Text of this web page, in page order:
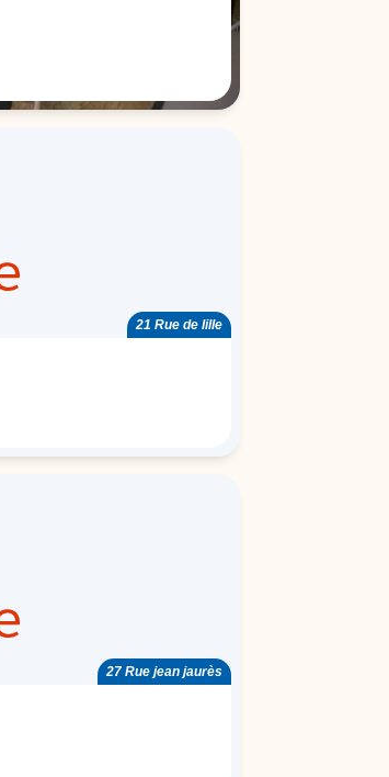
21 Rue de lille
27 Rue jean jaurès